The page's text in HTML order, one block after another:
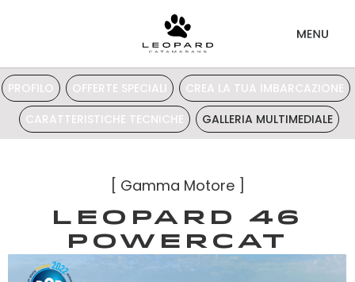
PROFILO OFFERTE SPECIALI
CREA LA TUA IMBARCAZIONE
CARATTERISTICHE TECNICHE
GALLERIA MULTIMEDIALE
[ Gamma Motore]
Leopard 46
Powercat